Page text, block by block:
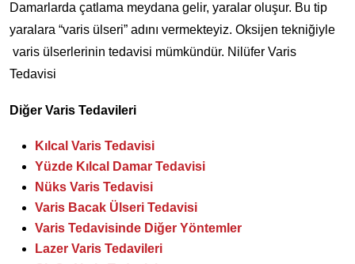
Damarlarda çatlama meydana gelir, yaralar oluşur. Bu tip
yaralara “varis ülseri” adını vermekteyiz. Oksijen tekniğiyle
varis ülserlerinin tedavisi mümkündür. Nilüfer Varis
Tedavisi
Diğer Varis Tedavileri
Kılcal Varis Tedavisi
Yüzde Kılcal Damar Tedavisi
Nüks Varis Tedavisi
Varis Bacak Ülseri Tedavisi
Varis Tedavisinde Diğer Yöntemler
Lazer Varis Tedavileri